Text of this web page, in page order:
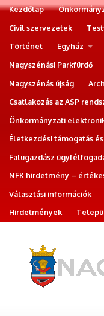
Kezdőlap
Civil szervezetek
Történet
Egyház
Nagyszénási Parkfürdő
Nagyszénás újság
Csatlakozás az ASP
Önkormányzati
Életkezdési támogatás
Falugazdász
NFK hirdetmény –
Választási információk
Hirdetmények